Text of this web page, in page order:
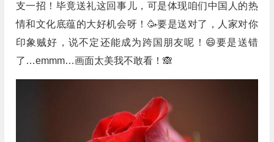
支一招！毕竟送礼这回事儿，可是体现咱们中国人的热
情和文化底蕴的大好机会呀！🥳要是送对了，人家对你
印象贼好，说不定还能成为跨国朋友呢！😄要是送错
了…emmm…画面太美我不敢看！🙈